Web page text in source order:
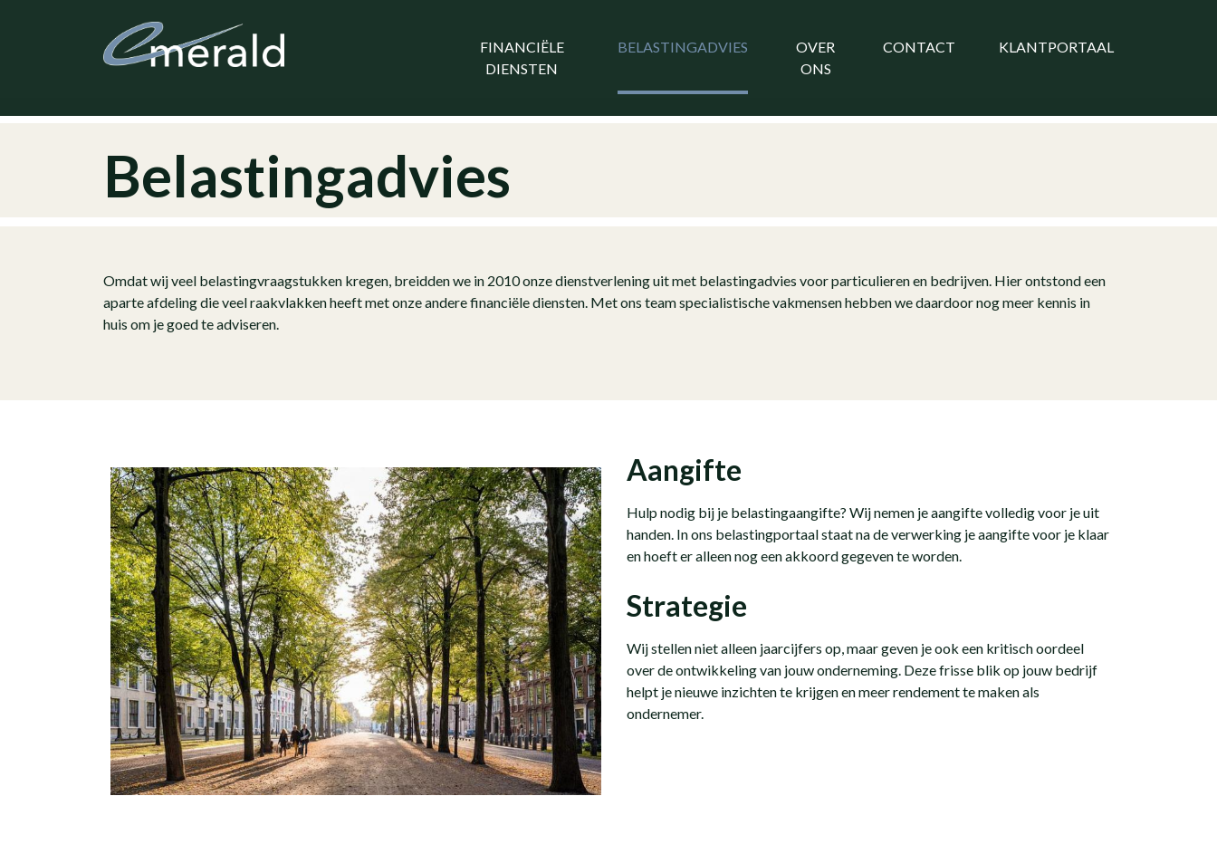
FINANCIËLE
DIENSTEN
BELASTINGADVIES
OVER
ONS
CONTACT KLANTPORTAAL
Belastingadvies
Omdat wij veel belastingvraagstukken kregen, breidden we in 2010 onze dienstverlening uit met belastingadvies voor particulieren en bedrijven. Hier ontstond een
aparte afdeling die veel raakvlakken heeft met onze andere financiële diensten. Met ons team specialistische vakmensen hebben we daardoor nog meer kennis in
huis om je goed te adviseren.
Aangifte
Hulp nodig bij je belastingaangifte? Wij nemen je aangifte volledig voor je uit
handen. In ons belastingportaal staat na de verwerking je aangifte voor je klaar
en hoeft er alleen nog een akkoord gegeven te worden.
Strategie
Wij stellen niet alleen jaarcijfers op, maar geven je ook een kritisch oordeel
over de ontwikkeling van jouw onderneming. Deze frisse blik op jouw bedrijf
helpt je nieuwe inzichten te krijgen en meer rendement te maken als
ondernemer.